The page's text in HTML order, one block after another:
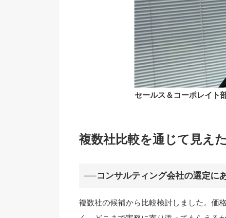
セールス＆コーポレイ
複数社比較を通じて見え
──コンサルティング会社の選定に
複数社の候補から比較検討しました。価